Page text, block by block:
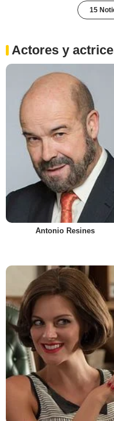
15
Actores y
Antonio Resines